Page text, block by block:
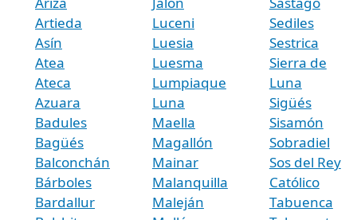
Artieda
Asín
Atea
Ateca
Azuara
Badules
Bagüés
Balconchán
Bárboles
Bardallur
Luceni
Luesia
Luesma
Lumpiaque
Luna
Maella
Magallón
Mainar
Malanquilla
Maleján
Sediles
Sestrica
Sierra de
Luna
Sigüés
Sisamón
Sobradiel
Sos del Rey
Católico
Tabuenca